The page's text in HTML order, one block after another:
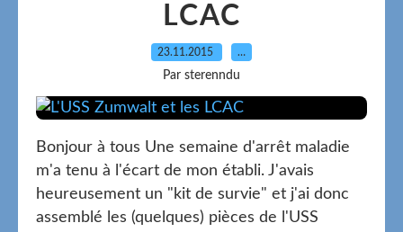
LCAC
23.11.2015 …
Par sterenndu
Bonjour à tous Une semaine d'arrêt maladie
m'a tenu à l'écart de mon établi. J'avais
heureusement un "kit de survie" et j'ai donc
assemblé les (quelques) pièces de l'USS